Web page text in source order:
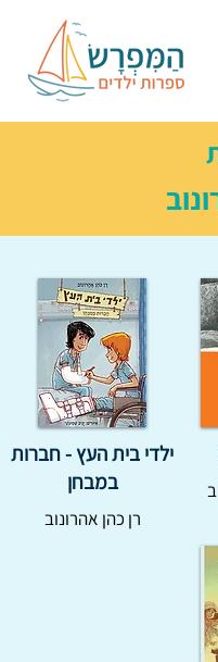
ילדי בית העץ - חברות
במבחן
רן כהן אהרונוב